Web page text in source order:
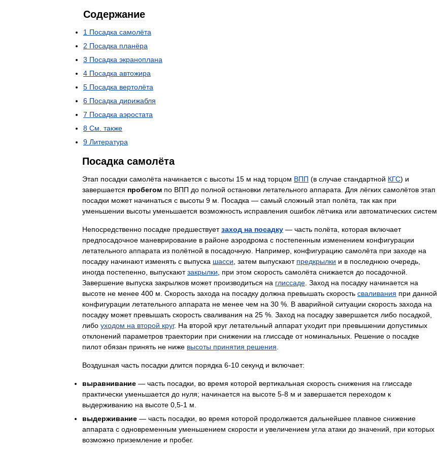
Содержание
1 Посадка самолёта
2 Посадка планёра
3 Посадка экраноплана
4 Посадка автожира
5 Посадка вертолёта
6 Посадка дирижабля
7 Посадка аэростата
8 См. также
9 Литература
Посадка самолёта
Этап посадки самолёта начинается с высоты 15 м над торцом ВПП (в случае стандартной КГС) и
завершается пробегом по ВПП до полной остановки летательного аппарата. Для лёгких самолётов этап
посадки может начинаться с высоты 9 м. Посадка — самый сложный этап полёта, так как при
уменьшении высоты уменьшается возможность исправления ошибок лётчика или автоматических систем
Непосредственно посадке предшествует заход на посадку — часть полёта, которая включает
предпосадочное маневрирование в районе аэродрома с постепенным изменением конфигурации
летательного аппарата из полётной в посадочную. Например, конфигурацию самолёта при заходе на
посадку начинают изменять с выпуска шасси, затем выпускают предкрылки и в последнюю очередь,
иногда постепенно, выпускают закрылки, при этом скорость самолёта снижается до посадочной.
Завершение выпуска закрылков может производиться на глиссаде. Заход на посадку начинается на
высоте не менее 400 м. Скорость захода на посадку должна превышать скорость сваливания при данной
конфигурации летательного аппарата не менее чем на 30 %. В аварийной ситуации скорость захода на
посадку может превышать скорость сваливания на 25 %. Заход на посадку завершается либо посадкой,
либо уходом на второй круг. На второй круг летательный аппарат уходит при превышении допустимых
отклонений параметров траектории при снижении на глиссаде от номинальных. Решение о посадке
пилот обязан принять не ниже высоты принятия решения.
Воздушная часть посадки длится порядка 6-10 секунд и включает:
выравнивание — часть посадки, во время которой вертикальная скорость снижения на глиссаде
практически уменьшается до нуля; начинается на высоте 5-8 м и завершается переходом к
выдерживанию на высоте 0,5-1 м.
выдерживание — часть посадки, во время которой продолжается дальнейшее плавное снижение
аппарата с одновременным уменьшением скорости и увеличением угла атаки до значений, при которых
возможно приземление и пробег.